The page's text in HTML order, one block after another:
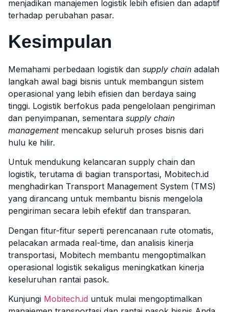
menjadikan manajemen logistik lebih efisien dan adaptif
terhadap perubahan pasar.
Kesimpulan
Memahami perbedaan logistik dan supply chain adalah
langkah awal bagi bisnis untuk membangun sistem
operasional yang lebih efisien dan berdaya saing
tinggi. Logistik berfokus pada pengelolaan pengiriman
dan penyimpanan, sementara supply chain
managementmencakup seluruh proses bisnis dari
hulu ke hilir.
Untuk mendukung kelancaran supply chain dan
logistik, terutama di bagian transportasi, Mobitech.id
menghadirkan Transport Management System (TMS)
yang dirancang untuk membantu bisnis mengelola
pengiriman secara lebih efektif dan transparan.
Dengan fitur-fitur seperti perencanaan rute otomatis,
pelacakan armada real-time, dan analisis kinerja
transportasi, Mobitech membantu mengoptimalkan
operasional logistik sekaligus meningkatkan kinerja
keseluruhan rantai pasok.
Kunjungi Mobitech.id untuk mulai mengoptimalkan